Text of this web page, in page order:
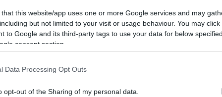
that this website/app uses one or more Google services and may
but not limited to your visit or usage behaviour. You may
to Google and its third-party tags to use your data for below
consent section.
Data Processing Opt Outs
opt-out of the Sharing of my personal data.
τι αλλάζει από 1η Ιανουαρίου του 2024
Μητσοτάκη για